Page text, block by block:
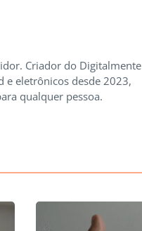
Criador do Digitalmente
e eletrônicos desde 2023,
qualquer pessoa.